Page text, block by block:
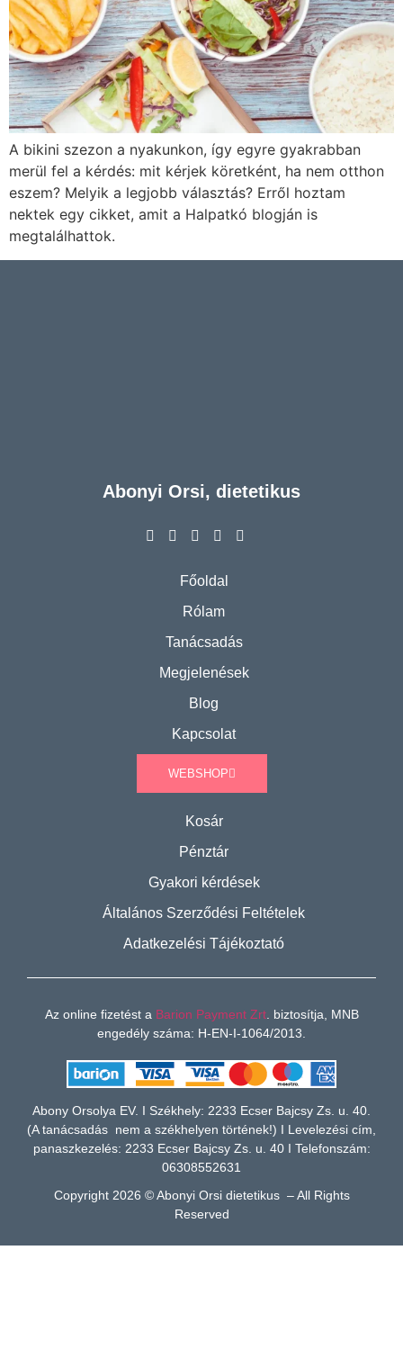
A bikini szezon a nyakunkon, így egyre gyakrabban
merül fel a kérdés: mit kérjek köretként, ha nem otthon
eszem? Melyik a legjobb választás? Erről hoztam
nektek egy cikket, amit a Halpatkó blogján is
megtalálhattok.
Abonyi Orsi, dietetikus
Főoldal
Rólam
Tanácsadás
Megjelenések
Blog
Kapcsolat
WEBSHOP
Kosár
Pénztár
Gyakori kérdések
Általános Szerződési Feltételek
Adatkezelési Tájékoztató
Az online fizetést a Barion Payment Zrt. biztosítja, MNB
engedély száma: H-EN-I-1064/2013.
Abony Orsolya EV. I Székhely: 2233 Ecser Bajcsy Zs. u. 40.
(A tanácsadás nem a székhelyen történek!) I Levelezési cím,
panaszkezelés: 2233 Ecser Bajcsy Zs. u. 40 I Telefonszám:
06308552631
Copyright 2026 © Abonyi Orsi dietetikus – All Rights
Reserved